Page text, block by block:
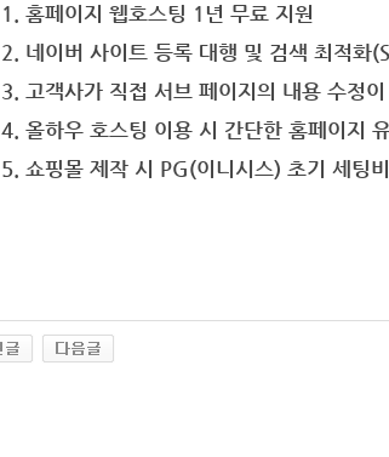
1. 홈페이지 웹호스팅 1년 무료 지원
2. 네이버 사이트 등록 대행 및 검색 최적화
3. 고객사가 직접 서브 페이지의 내용 수정
4. 올하우 호스팅 이용 시 간단한 홈페이지
5. 쇼핑몰 제작 시 PG(이니시스) 초기 세팅